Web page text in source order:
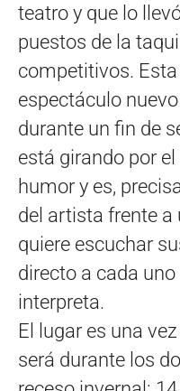
teatro y que lo
puestos de la
competitivos.
espectáculo
durante un fin de
está girando por
humor y es,
del artista frente a
quiere escuchar
directo a cada
interpreta.
El lugar es una
será durante los